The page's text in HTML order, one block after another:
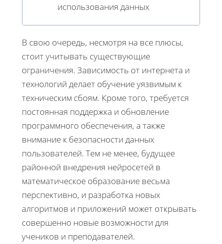
использования данных
В свою очередь, несмотря на все плюсы,
стоит учитывать существующие
ограничения. Зависимость от интернета и
технологий делает обучение уязвимым к
техническим сбоям. Кроме того, требуется
постоянная поддержка и обновление
программного обеспечения, а также
внимание к безопасности данных
пользователей. Тем не менее, будущее
районной внедрения нейросетей в
математическое образование весьма
перспективно, и разработка новых
алгоритмов и приложений может открывать
совершенно новые возможности для
учеников и преподавателей.